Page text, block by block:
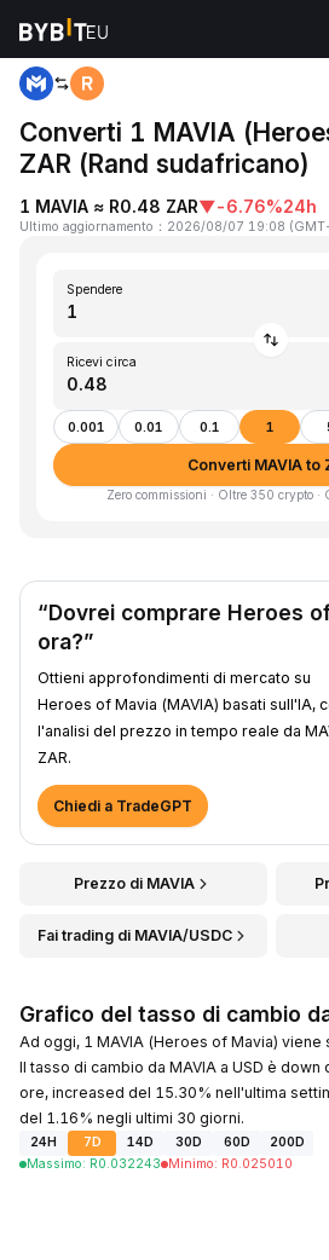
Home MAVIA to ZAR
Converti 1 MAVIA
ZAR (Rand sudafricano)
1 MAVIA ≈ R0.48 ZAR▼-6.76%24h
Ultimo aggiornamento ： 2026/08/07 19:08 (
Spendere
Ricevi circa
0.001 0.01 0.1 1
Converti MAVIA to
Zero commissioni · Oltre 350 crypto
“Dovrei comprare Heroes
ora?”
Ottieni approfondimenti di mercato su
Heroes of Mavia (MAVIA) basati sull'IA,
l'analisi del prezzo in tempo reale da
ZAR.
Chiedi a TradeGPT
Prezzo di MAVIA
Fai trading di MAVIA/USDC
Grafico del tasso di cambio
Ad oggi, 1 MAVIA (Heroes of Mavia)
Il tasso di cambio da MAVIA a USD è
ore, increased del 15.30% nell'ultima
del 1.16% negli ultimi 30 giorni.
24H 7D 14D 30D 60D
200D
Massimo: R0.032243 Minimo: R0.025010